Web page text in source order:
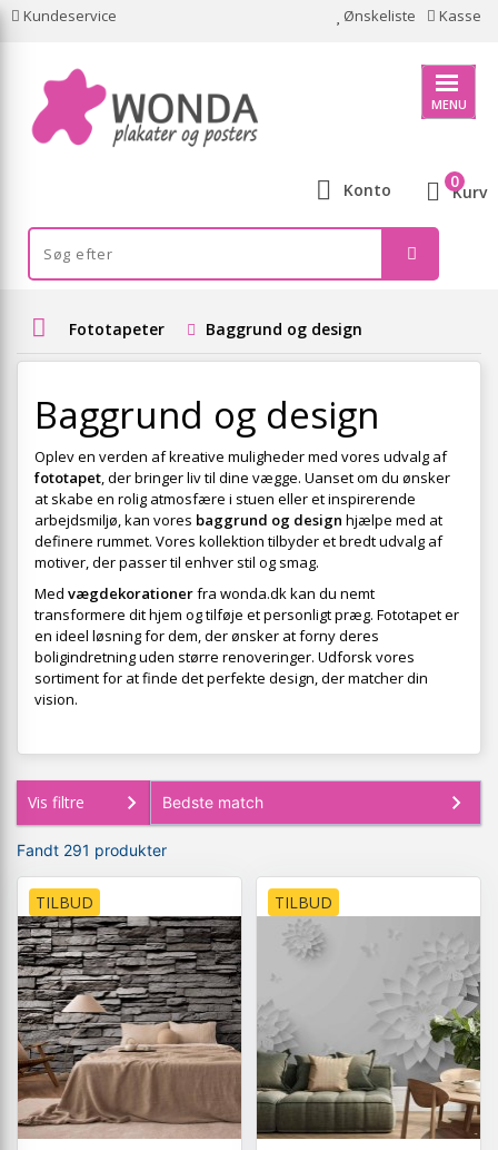
Kundeservice Ønskeliste Kasse
MENU
Konto Kurv
0
Fototapeter Baggrund og design
Baggrund og design
Oplev en verden af kreative muligheder med vores udvalg af
fototapet, der bringer liv til dine vægge. Uanset om du ønsker
at skabe en rolig atmosfære i stuen eller et inspirerende
arbejdsmiljø, kan vores baggrund og design hjælpe med at
definere rummet. Vores kollektion tilbyder et bredt udvalg af
motiver, der passer til enhver stil og smag.
Med vægdekorationerfra wonda.dk kan du nemt
transformere dit hjem og tilføje et personligt præg. Fototapet er
en ideel løsning for dem, der ønsker at forny deres
boligindretning uden større renoveringer. Udforsk vores
sortiment for at finde det perfekte design, der matcher din
vision.
Vis filtre
Fandt 291 produkter
TILBUD TILBUD